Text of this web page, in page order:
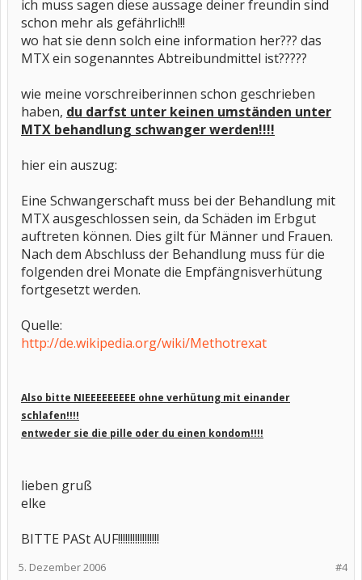
ich muss sagen diese aussage deiner freundin sind
schon mehr als gefährlich!!!
wo hat sie denn solch eine information her??? das
MTX ein sogenanntes Abtreibundmittel ist?????
wie meine vorschreiberinnen schon geschrieben
haben, du darfst unter keinen umständen unter
MTX behandlung schwanger werden!!!!
hier ein auszug:
Eine Schwangerschaft muss bei der Behandlung mit
MTX ausgeschlossen sein, da Schäden im Erbgut
auftreten können. Dies gilt für Männer und Frauen.
Nach dem Abschluss der Behandlung muss für die
folgenden drei Monate die Empfängnisverhütung
fortgesetzt werden.
Quelle:
http://de.wikipedia.org/wiki/Methotrexat
Also bitte NIEEEEEEEEE ohne verhütung mit einander
schlafen!!!!
entweder sie die pille oder du einen kondom!!!!
lieben gruß
elke
BITTE PASt AUF!!!!!!!!!!!!!!!!!
#4
5. Dezember 2006